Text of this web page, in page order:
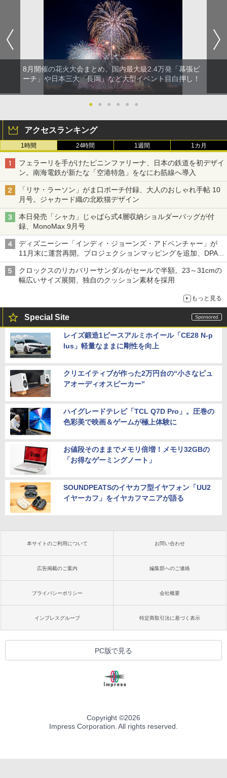
8月開催の花火大会まとめ。国内最大級2.4万発「幕張ビ
ーチ」や日本三大「長岡」など大型イベント目白押し！
● ● ● ● ● ●
アクセスランキング
1時間 24時間 1週間 1カ月
フェラーリを手がけたピニンファリーナ、日本の鉄道を初デザイ
ン。南海電鉄が新たな「空港特急」をなにわ筋線へ導入
「リサ・ラーソン」がま口ポーチ付録、大人のおしゃれ手帖 10
月号。ジャカード織の北欧猫デザイン
本日発売「シャカ」じゃばら式4層収納ショルダーバッグが付
録、MonoMax 9月号
ディズニーシー「インディ・ジョーンズ・アドベンチャー」が
11月末に運営再開。プロジェクションマッピングを追加、DPA
は1500円
クロックスのリカバリーサンダルがセールで半額。23～31cmの
幅広いサイズ展開、独自のクッション素材を採用
もっと見る
Special Site
レイズ鍛造1ピースアルミホイール「CE28 N-p
lus」軽量なままに剛性を向上
クリエイティブが作った2万円台の“小さなピュ
アオーディオスピーカー”
ハイグレードテレビ「TCL Q7D Pro」。圧巻の
色彩美で映画＆ゲームが極上体験に
お値段そのままでメモリ倍増！メモリ32GBの
「お得なゲーミングノート」
SOUNDPEATSのイヤカフ型イヤフォン「UU2
イヤーカフ」をイヤカフマニアが語る
本サイトのご利用について お問い合わせ
広告掲載のご案内 編集部へのご連絡
プライバシーポリシー 会社概要
インプレスグループ 特定商取引法に基づく表示
PC版で見る
Copyright ©2026
Impress Corporation. All rights reserved.